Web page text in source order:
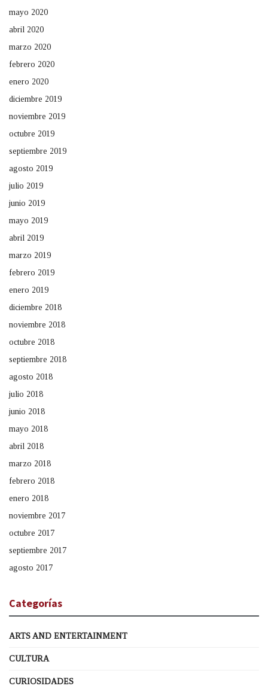
mayo 2020
abril 2020
marzo 2020
febrero 2020
enero 2020
diciembre 2019
noviembre 2019
octubre 2019
septiembre 2019
agosto 2019
julio 2019
junio 2019
mayo 2019
abril 2019
marzo 2019
febrero 2019
enero 2019
diciembre 2018
noviembre 2018
octubre 2018
septiembre 2018
agosto 2018
julio 2018
junio 2018
mayo 2018
abril 2018
marzo 2018
febrero 2018
enero 2018
noviembre 2017
octubre 2017
septiembre 2017
agosto 2017
Categorías
ARTS AND ENTERTAINMENT
CULTURA
CURIOSIDADES